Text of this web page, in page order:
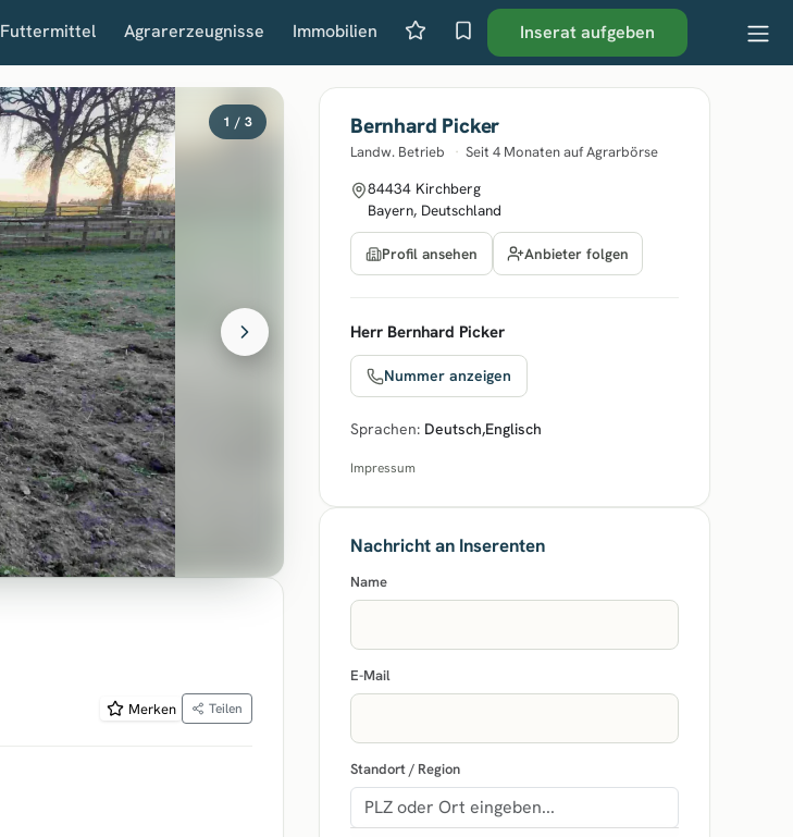
Futtermittel Agrarerzeugnisse Immobilien Inserat aufgeben
1 / 3
Merken Teilen
Bernhard Picker
Landw. Betrieb · Seit 4 Monaten auf Agrarbörse
84434 Kirchberg
Bayern, Deutschland
Profil ansehen Anbieter folgen
Herr Bernhard Picker
Nummer anzeigen
Sprachen: Deutsch,Englisch
Impressum
Nachricht an Inserenten
Name
E-Mail
Standort / Region